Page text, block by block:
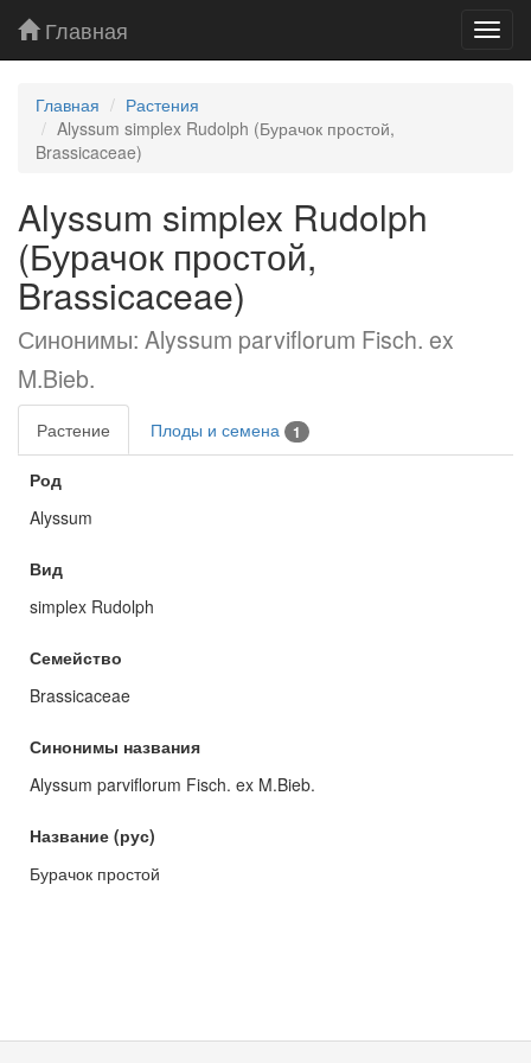
Главная
Главная
Растения
Alyssum simplex Rudolph (Бурачок простой,
Brassicaceae)
Alyssum simplex Rudolph
(Бурачок простой,
Brassicaceae)
Синонимы: Alyssum parviflorum Fisch. ex
M.Bieb.
Растение Плоды и семена 1
Род
Alyssum
Вид
simplex Rudolph
Семейство
Brassicaceae
Синонимы названия
Alyssum parviflorum Fisch. ex M.Bieb.
Название (рус)
Бурачок простой